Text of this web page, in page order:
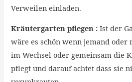
Verweilen einladen.
Kräutergarten pflegen : Ist der
wäre es schön wenn jemand oder
im Wechsel oder gemeinsam die
pflegt und darauf achtet dass sie